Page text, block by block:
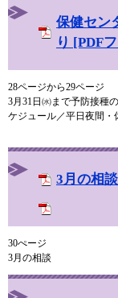
保健セン
り [PDF
28ページから29ページ
3月31日㈬まで予防接種
ケジュール／平日夜間・
3月の相
30ぺージ
3月の相談